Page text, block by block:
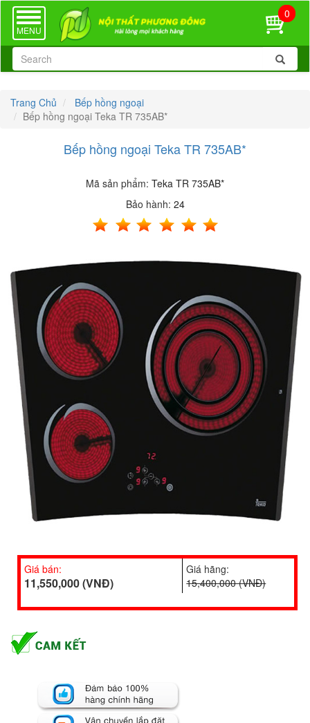
TOGGLE
NAVIGATION
MENU
0
Trang Chủ
Bếp hồng ngoại
Bếp hồng ngoại Teka TR 735AB*
Bếp hồng ngoại Teka TR 735AB*
Mã sản phẩm: Teka TR 735AB*
Bảo hành: 24
Giá bán:
11,550,000 (VNĐ)
Giá hãng:
15,400,000 (VNĐ)